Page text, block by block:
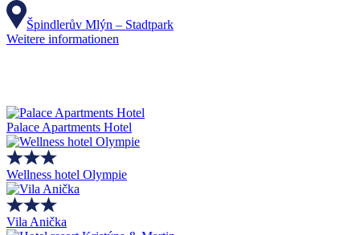
Špindlerův Mlýn – Stadtpark
Weitere informationen
Palace Apartments Hotel
Wellness hotel Olympie
Vila Anička